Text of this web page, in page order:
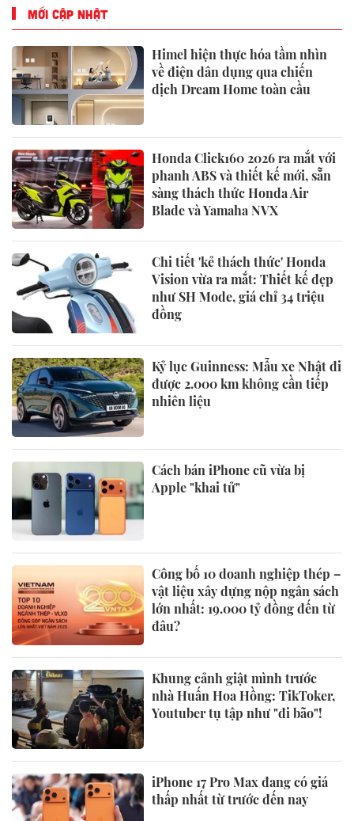
MỚI CẬP NHẬT
Himel hiện thực hóa tầm nhìn
về điện dân dụng qua chiến
dịch Dream Home toàn cầu
Honda Click160 2026 ra mắt với
phanh ABS và thiết kế mới, sẵn
sàng thách thức Honda Air
Blade và Yamaha NVX
Chi tiết 'kẻ thách thức' Honda
Vision vừa ra mắt: Thiết kế đẹp
như SH Mode, giá chỉ 34 triệu
đồng
Kỷ lục Guinness: Mẫu xe Nhật đi
được 2.000 km không cần tiếp
nhiên liệu
Cách bán iPhone cũ vừa bị
Apple "khai tử"
Công bố 10 doanh nghiệp thép –
vật liệu xây dựng nộp ngân sách
lớn nhất: 19.000 tỷ đồng đến từ
đâu?
Khung cảnh giật mình trước
nhà Huấn Hoa Hồng: TikToker,
Youtuber tụ tập như "đi bão"!
iPhone 17 Pro Max đang có giá
thấp nhất từ trước đến nay